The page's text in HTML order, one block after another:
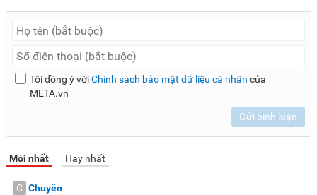
Tôi đồng ý vớiChính sách bảo mật dữ liệu cá nhân của
META.vn
Gửi bình luận
Mới nhất Hay nhất
C Chuyên